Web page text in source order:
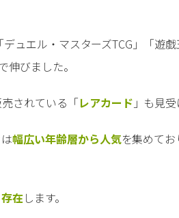
ュエル・マスターズTCG」「遊
伸びました。
されている「レアカード 」も見
幅広い年齢層から人気を集めて
在します。